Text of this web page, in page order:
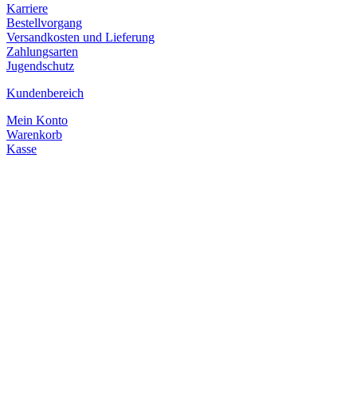
Karriere
Bestellvorgang
Versandkosten und Lieferung
Zahlungsarten
Jugendschutz
Kundenbereich
Mein Konto
Warenkorb
Kasse